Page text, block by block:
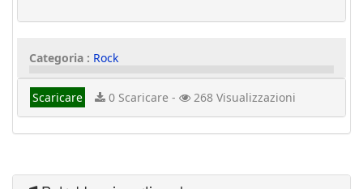
Categoria : Rock
Scaricare 0 Scaricare - 268 Visualizzazioni